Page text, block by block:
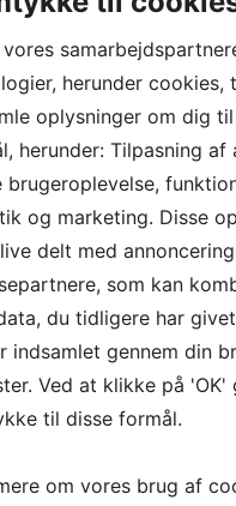
fryseskabe
Fritstående køle-/
Integrerbare køle-/
Køleskabe med
herunder cookies,
oplysninger om dig
herunder: Tilpasning af
brugeroplevelse,
og marketing. Disse
delt med
som kan
du tidligere har
indsamlet gennem din
Ved at klikke på 'OK'
til disse formål.
om vores brug af